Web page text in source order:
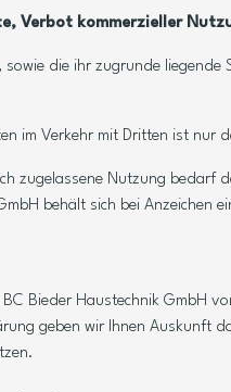
Verbot kommerzieller
die ihr zugrunde
im Verkehr mit Dritten ist
zugelassene Nutzung bedarf
behält sich bei
Bieder Haustechnik GmbH
geben wir Ihnen Auskunft